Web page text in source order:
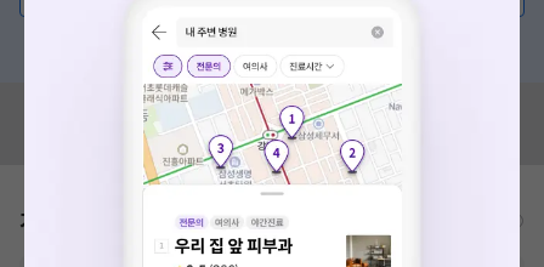
혹은, 의료상담 서비스에 다양한 게시글 보러가기
혹시 잘못된 병원정보가 있나요?
모두닥 팀에 알려주세요!
가격표